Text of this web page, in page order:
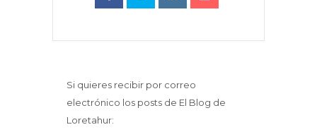
Si quieres recibir por correo
electrónico los posts de El Blog de
Loretahur: